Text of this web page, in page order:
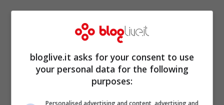
bloglive.it asks for your consent to use
your personal data for the following
purposes:
Personalised advertising and content, advertising and